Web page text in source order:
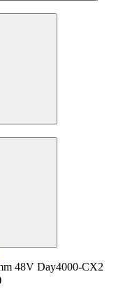
48V Day4000-CX2